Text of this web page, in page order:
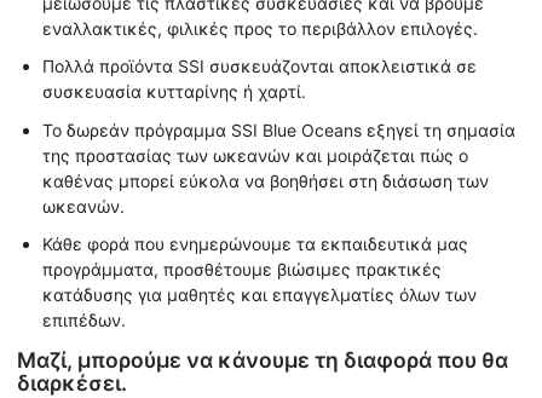
εναλλακτικές, φιλικές προς το περιβάλλον επιλογές.
Πολλά προϊόντα SSI συσκευάζονται αποκλειστικά σε
συσκευασία κυτταρίνης ή χαρτί.
Το δωρεάν πρόγραμμα SSI Blue Oceans εξηγεί τη σημασία
της προστασίας των ωκεανών και μοιράζεται πώς ο
καθένας μπορεί εύκολα να βοηθήσει στη διάσωση των
ωκεανών.
Κάθε φορά που ενημερώνουμε τα εκπαιδευτικά μας
προγράμματα, προσθέτουμε βιώσιμες πρακτικές
κατάδυσης για μαθητές και επαγγελματίες όλων των
επιπέδων.
Μαζί, μπορούμε να κάνουμε τη διαφορά που θα
διαρκέσει.